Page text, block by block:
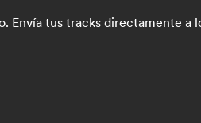
Envía tus tracks directamente a